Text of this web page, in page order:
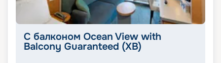
С балконом Ocean View with
Balcony Guaranteed (XB)